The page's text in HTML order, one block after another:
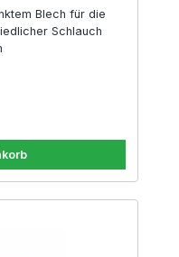
Blech für die
Schlauch